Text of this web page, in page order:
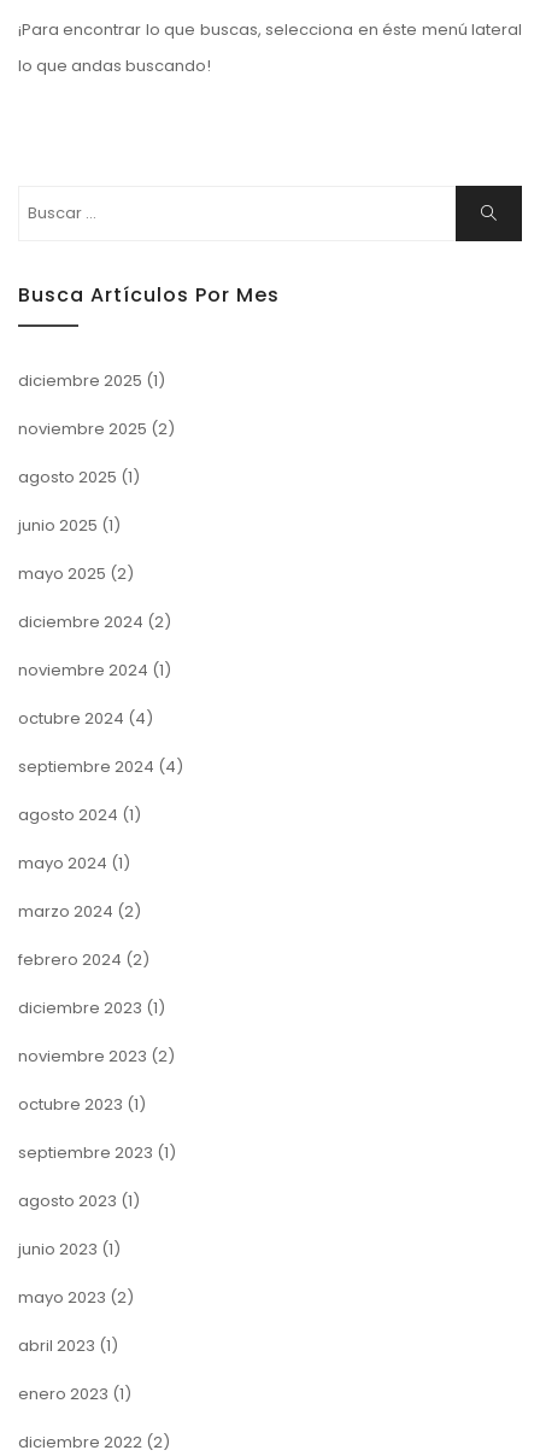
¡Para encontrar lo que buscas, selecciona en éste menú lateral
lo que andas buscando!
Buscar: Buscar
Busca Artículos Por Mes
diciembre 2025 (1)
noviembre 2025 (2)
agosto 2025 (1)
junio 2025 (1)
mayo 2025 (2)
diciembre 2024 (2)
noviembre 2024 (1)
octubre 2024 (4)
septiembre 2024 (4)
agosto 2024 (1)
mayo 2024 (1)
marzo 2024 (2)
febrero 2024 (2)
diciembre 2023 (1)
noviembre 2023 (2)
octubre 2023 (1)
septiembre 2023 (1)
agosto 2023 (1)
junio 2023 (1)
mayo 2023 (2)
abril 2023 (1)
enero 2023 (1)
diciembre 2022 (2)